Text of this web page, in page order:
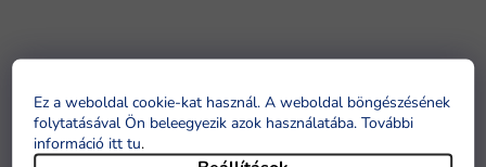
Ez a weboldal cookie-kat használ. A weboldal böngészésének
folytatásával Ön beleegyezik azok használatába. További
információ itt tu.